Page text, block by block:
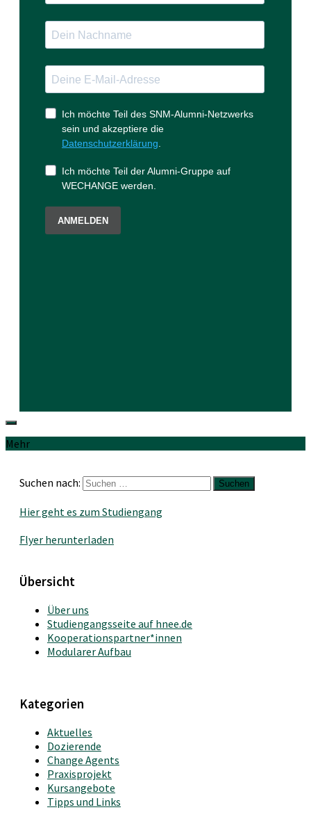
Mehr
Suchen nach:
Hier geht es zum Studiengang
Flyer herunterladen
Übersicht
Über uns
Studiengangsseite auf hnee.de
Kooperationspartner*innen
Modularer Aufbau
Kategorien
Aktuelles
Dozierende
Change Agents
Praxisprojekt
Kursangebote
Tipps und Links